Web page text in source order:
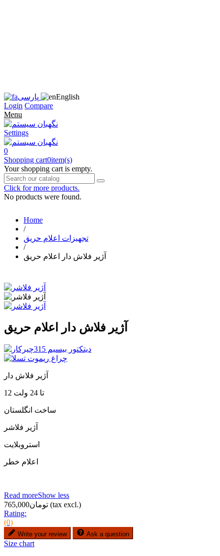
پارسی
English
Login Compare
Menu
Settings
0
Shopping cart0item(s)
Your shopping cart is empty.
Click for more products.
No products were found.
Home
/
تجهیزات اعلام حریق
/
آژیر فلاش دار اعلام حریق
آژیر فلاش دار اعلام حریق
آژیر فلاش دار
12 تا 24 ولت
ساخت انگلستان
آژیر فلاشر
استروبلایت
اعلام خطر
Read moreShow less
تومان765,000 (tax excl.)
Rating:
(0)
Write your review Ask a question
Size chart